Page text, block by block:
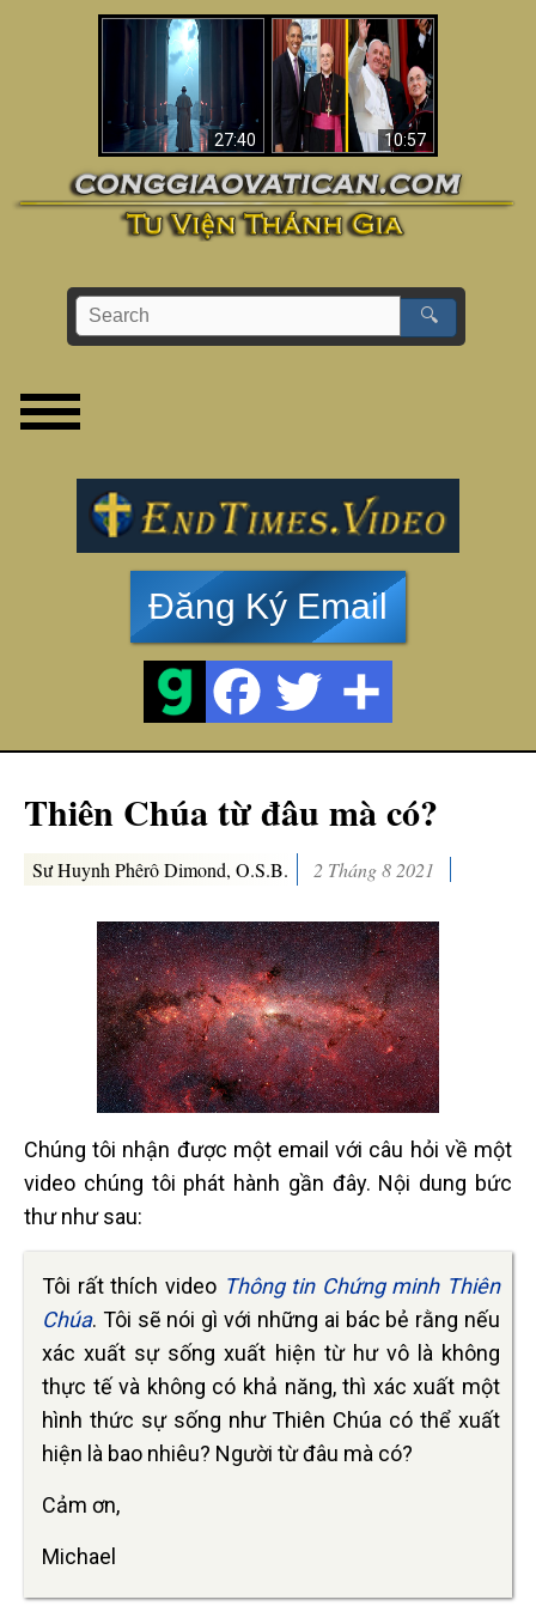
27:40
Về việc Phanxicô qua
đời, việc đánh mất
đức tin & bức tranh
lớn hơn
10:57
Viganò nói Phanxicô
là một “Giáo hoàng
không Công giáo”
(Phân tích)
🔍
Đăng Ký Email
Thiên Chúa từ đâu mà có?
Sư Huynh Phêrô Dimond, O.S.B. 2 Tháng 8 2021
Chúng tôi nhận được một email với câu hỏi về một
video chúng tôi phát hành gần đây. Nội dung bức
thư như sau:
Tôi rất thích video Thông tin Chứng minh Thiên
Chúa. Tôi sẽ nói gì với những ai bác bẻ rằng nếu
xác xuất sự sống xuất hiện từ hư vô là không
thực tế và không có khả năng, thì xác xuất một
hình thức sự sống như Thiên Chúa có thể xuất
hiện là bao nhiêu? Người từ đâu mà có?
Cảm ơn,
Michael